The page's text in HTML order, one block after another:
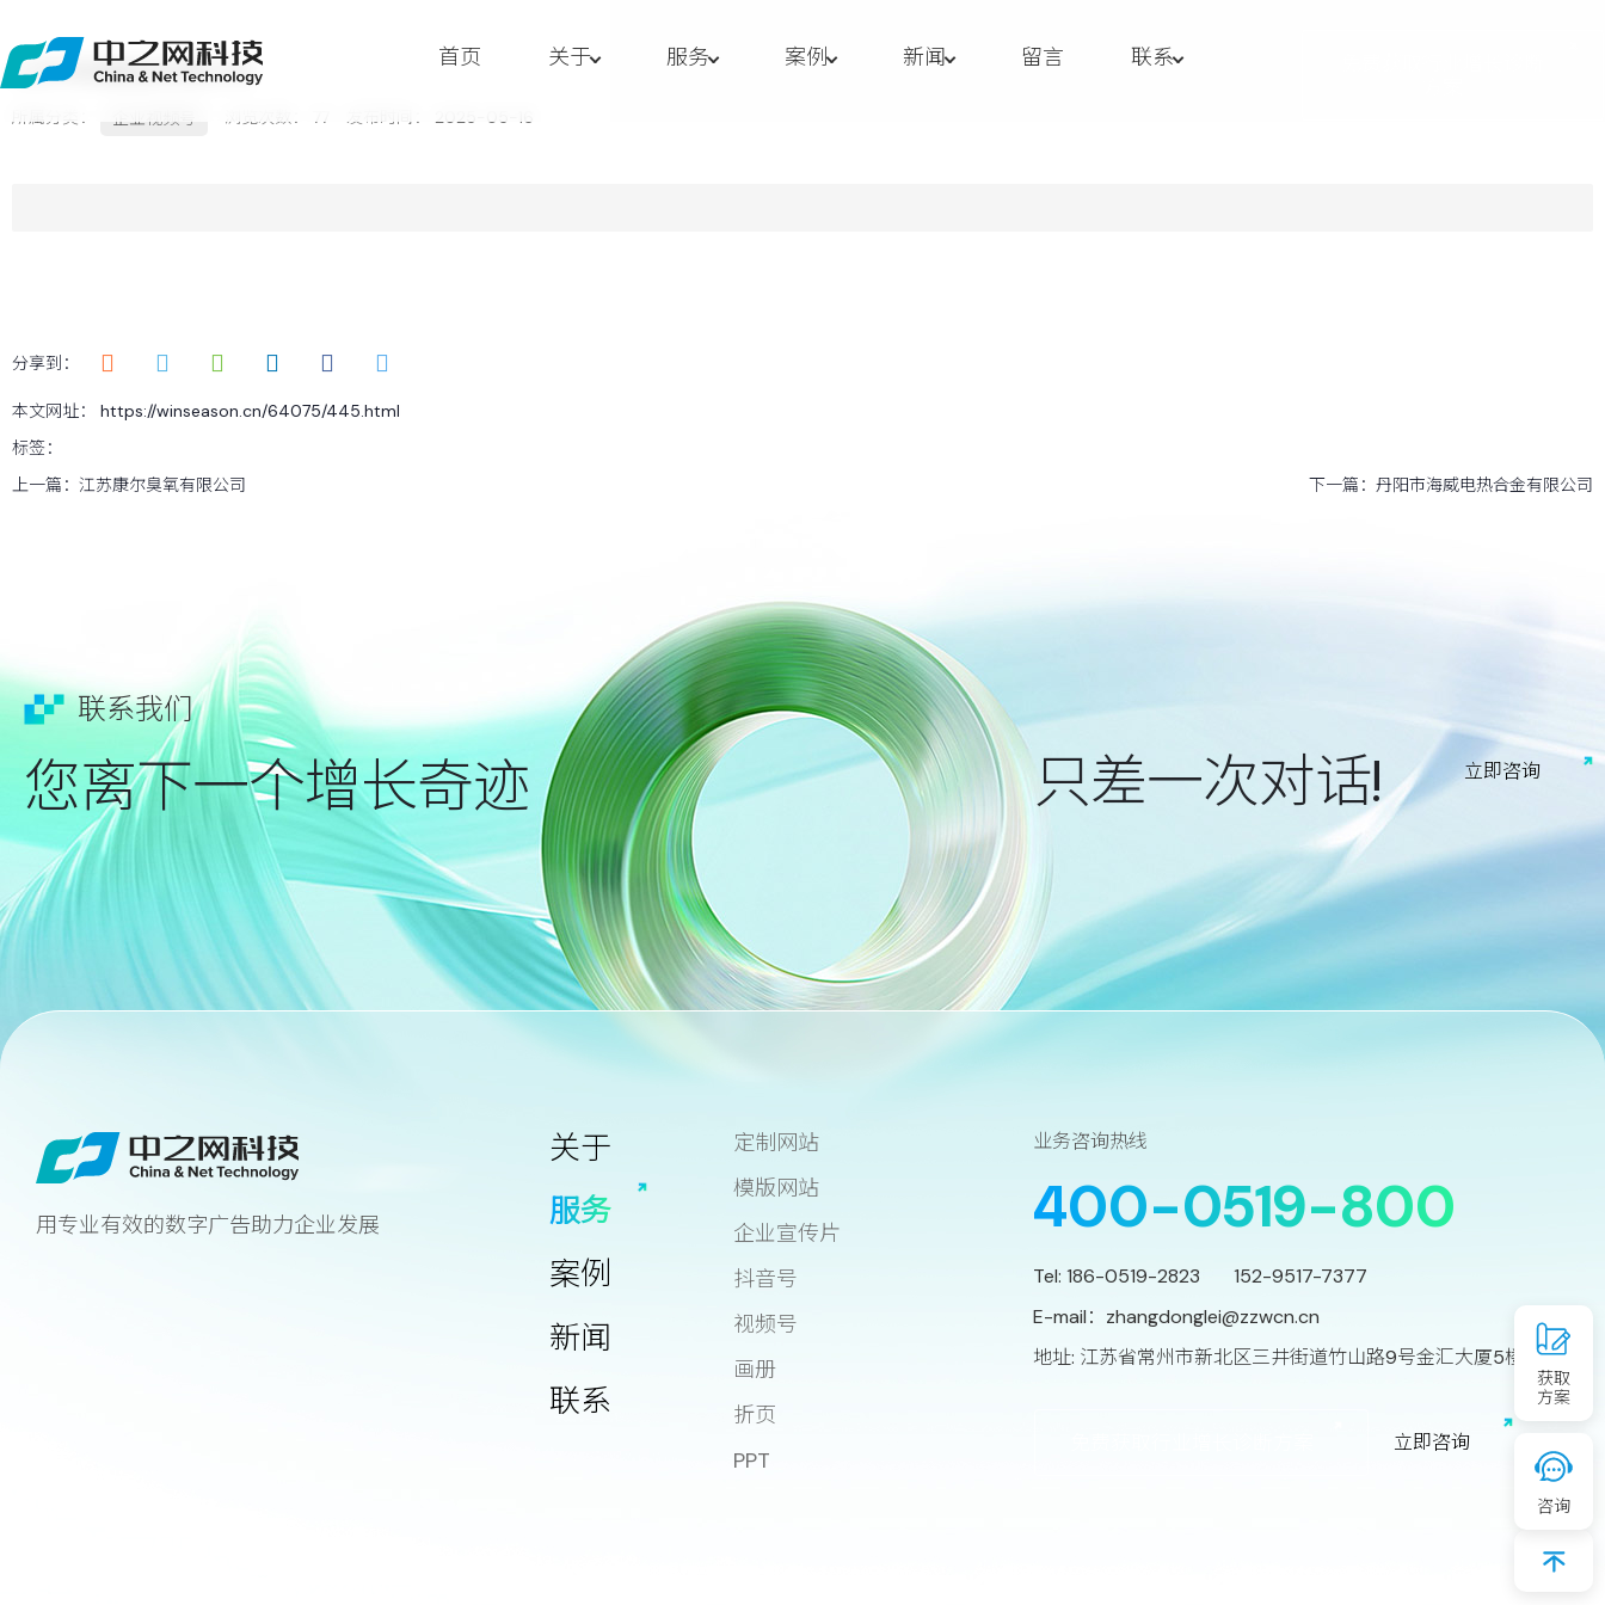
首页 关于 服务 案例 新闻 留言 联系
江苏伟润锻造有限公司
所属分类： 企业视频号 浏览次数： 77 发布时间： 2025-05-16
分享到：
本文网址： https://winseason.cn/64075/445.html
标签：
上一篇： 江苏康尔臭氧有限公司 下一篇： 丹阳市海威电热合金有限公司
联系我们
您离下一个增长奇迹 只差一次对话! 立即咨询
用专业有效的数字广告助力企业发展
获取
方案
咨询
关于
服务
案例
新闻
联系
定制网站
模版网站
企业宣传片
抖音号
视频号
画册
折页
PPT
业务咨询热线
400-0519-800
Tel: 186-0519-2823 152-9517-7377
E-mail： zhangdonglei@zzwcn.cn
地址: 江苏省常州市新北区三井街道竹山路9号金汇大厦5楼
立即咨询